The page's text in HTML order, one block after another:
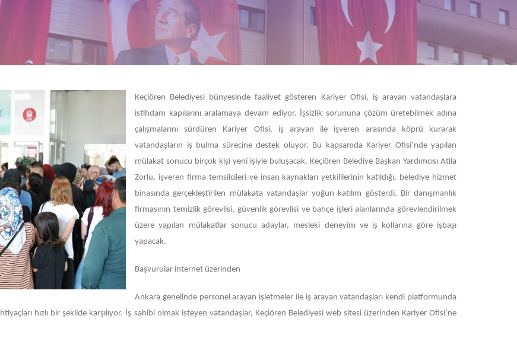
Keçiören Belediyesi bünyesinde faaliyet gösteren Kariyer Ofisi, iş arayan vatandaşlara
istihdam kapılarını aralamaya devam ediyor. İşsizlik sorununa çözüm üretebilmek adına
çalışmalarını sürdüren Kariyer Ofisi, iş arayan ile işveren arasında köprü kurarak
vatandaşların iş bulma sürecine destek oluyor. Bu kapsamda Kariyer Ofisi’nde yapılan
mülakat sonucu birçok kişi yeni işiyle buluşacak. Keçiören Belediye Başkan Yardımcısı Atila
Zorlu, işveren firma temsilcileri ve insan kaynakları yetkililerinin katıldığı, belediye hizmet
binasında gerçekleştirilen mülakata vatandaşlar yoğun katılım gösterdi. Bir danışmanlık
firmasının temizlik görevlisi, güvenlik görevlisi ve bahçe işleri alanlarında görevlendirilmek
üzere yapılan mülakatlar sonucu adaylar, mesleki deneyim ve iş kollarına göre işbaşı
yapacak.
Başvurular internet üzerinden
Ankara genelinde personel arayan işletmeler ile iş arayan vatandaşları kendi platformunda
hızlı bir şekilde karşılıyor. İş sahibi olmak isteyen vatandaşlar, Keçiören Belediyesi web sitesi üzerinden Kariyer Ofisi’ne